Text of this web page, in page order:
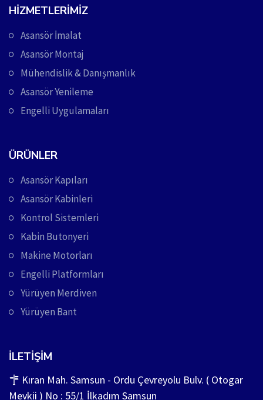
HIZMETLERIMIZ
Asansör İmalat
Asansör Montaj
Mühendislik & Danışmanlık
Asansör Yenileme
Engelli Uygulamaları
ÜRÜNLER
Asansör Kapıları
Asansör Kabinleri
Kontrol Sistemleri
Kabin Butonyeri
Makine Motorları
Engelli Platformları
Yürüyen Merdiven
Yürüyen Bant
İLETIŞIM
Kıran Mah. Samsun - Ordu Çevreyolu Bulv. ( Otogar
Mevkii ) No : 55/1 İlkadım Samsun